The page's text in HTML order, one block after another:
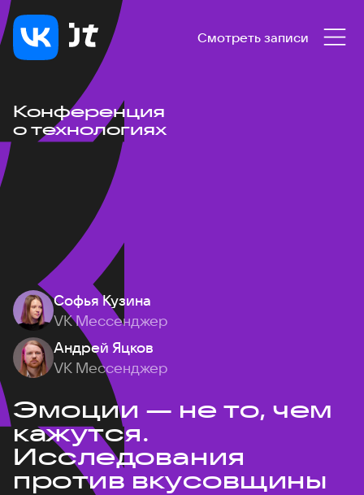
Смотреть записи
Конференция
о технологиях
Софья Кузина
VK Мессенджер
Андрей Яцков
VK Мессенджер
Эмоции — не то, чем
кажутся.
Исследования
против вкусовщины